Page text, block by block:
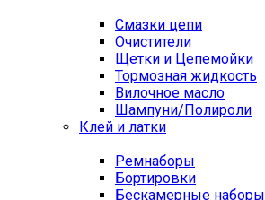
Смазки цепи
Очистители
Щетки и Цепемойки
Тормозная жидкость
Вилочное масло
Шампуни/Полироли
Клей и латки
Ремнаборы
Бортировки
Бескамерные наборы